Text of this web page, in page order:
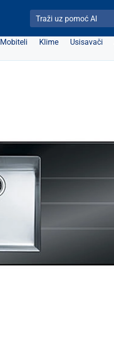
Pretraži Elipso
Mobiteli Klime Usisavači